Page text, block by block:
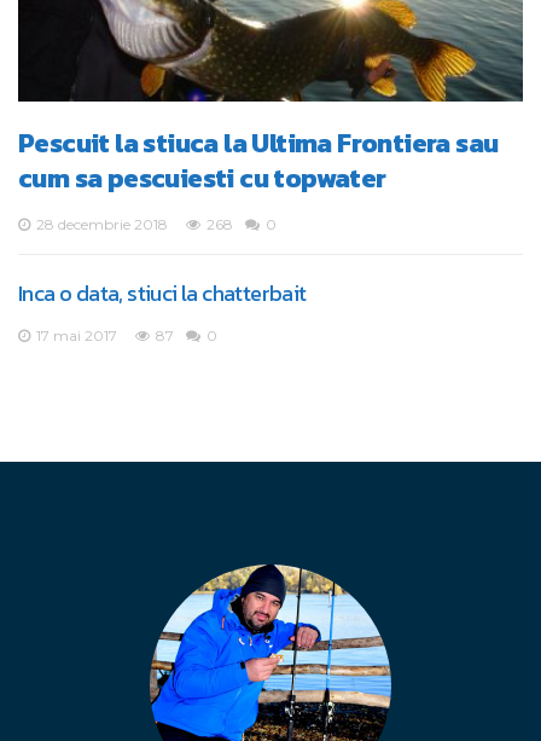
Pescuit la stiuca la Ultima Frontiera sau
cum sa pescuiesti cu topwater
28 decembrie 2018 268 0
Inca o data, stiuci la chatterbait
17 mai 2017 87 0